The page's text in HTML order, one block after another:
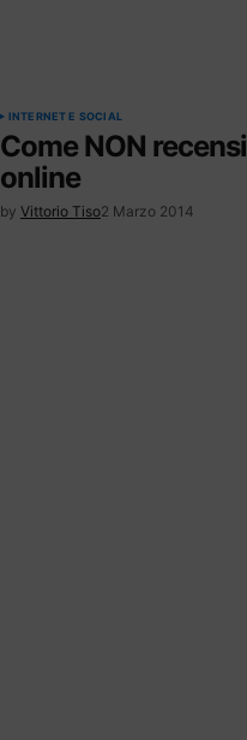
INTERNET E SOCIAL
Come NON
online
by Vittorio Tiso2 Marzo 2014